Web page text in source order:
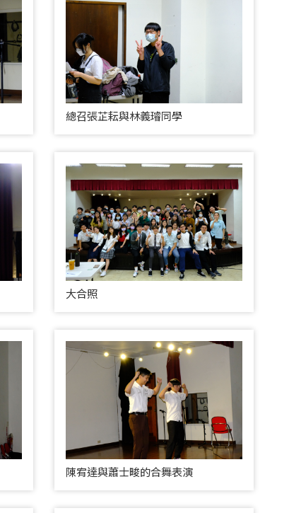
總召張芷耘與林義璿同學
大合照
陳宥達與蕭士畯的合舞表演